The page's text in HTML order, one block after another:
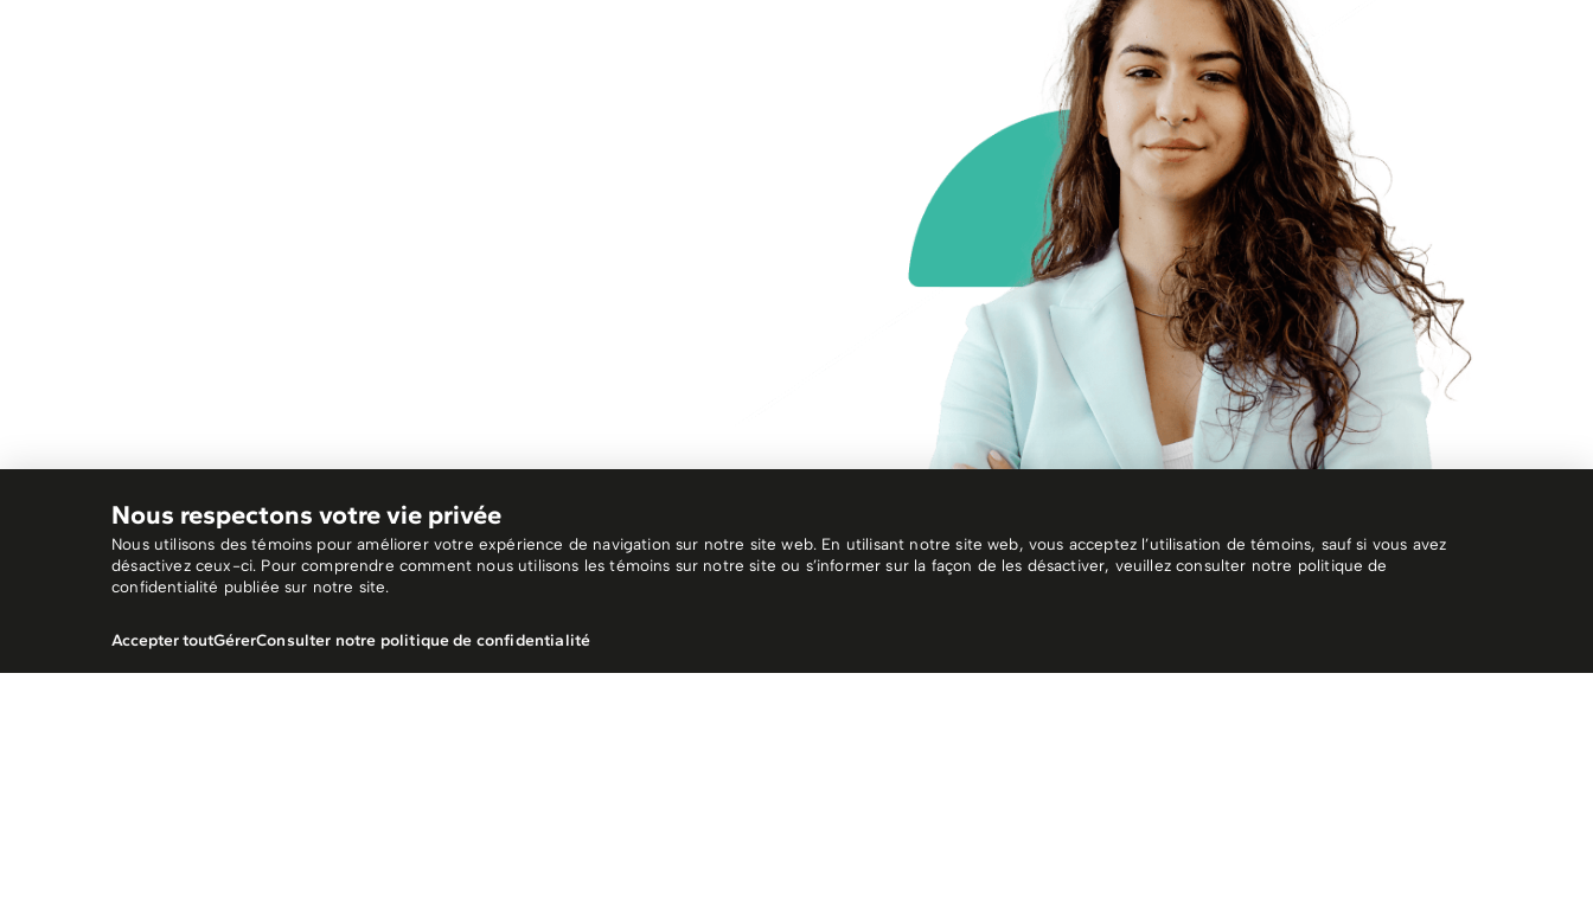
Nous respectons votre vie privée
Nous utilisons des témoins pour améliorer votre expérience de navigation sur notre site web. En utilisant notre site web, vous acceptez l’utilisation de témoins, sauf si vous avez
désactivez ceux-ci. Pour comprendre comment nous utilisons les témoins sur notre site ou s’informer sur la façon de les désactiver, veuillez consulter notre politique de
confidentialité publiée sur notre site.
Accepter toutGérerConsulter notre politique de confidentialité